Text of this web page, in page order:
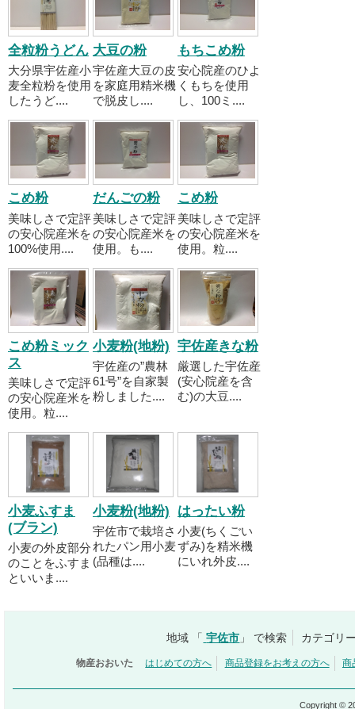
全粒粉うどん
大分県宇佐産小
麦全粒粉を使用
したうど....
大豆の粉
宇佐産大豆の皮
を家庭用精米機
で脱皮し....
もちこめ粉
安心院産のひよ
くもちを使用
し、100ミ....
こめ粉
美味しさで定評
の安心院産米を
100%使用....
だんごの粉
美味しさで定評
の安心院産米を
使用。も....
こめ粉
美味しさで定評
の安心院産米を
使用。粒....
こめ粉ミック
ス
美味しさで定評
の安心院産米を
使用。粒....
小麦粉(地粉)
宇佐産の”農林
61号”を自家製
粉しました....
宇佐産きな粉
厳選した宇佐産
(安心院産を含
む)の大豆....
小麦ふすま
(ブラン)
小麦の外皮部分
のことをふすま
といいま....
小麦粉(地粉)
宇佐市で栽培さ
れたパン用小麦
(品種は....
はったい粉
小麦(ちくごい
ずみ)を精米機
にいれ外皮....
地域 「 宇佐市 」 で検索 カテゴリ
物産おおいた はじめての方へ 商品登録をお考えの方へ 商
Copyright ©